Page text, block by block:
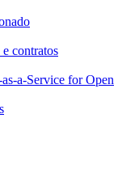
contratos
a-Service for Open